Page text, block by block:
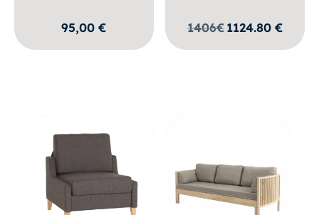
95,00€ 1406€1124.80€